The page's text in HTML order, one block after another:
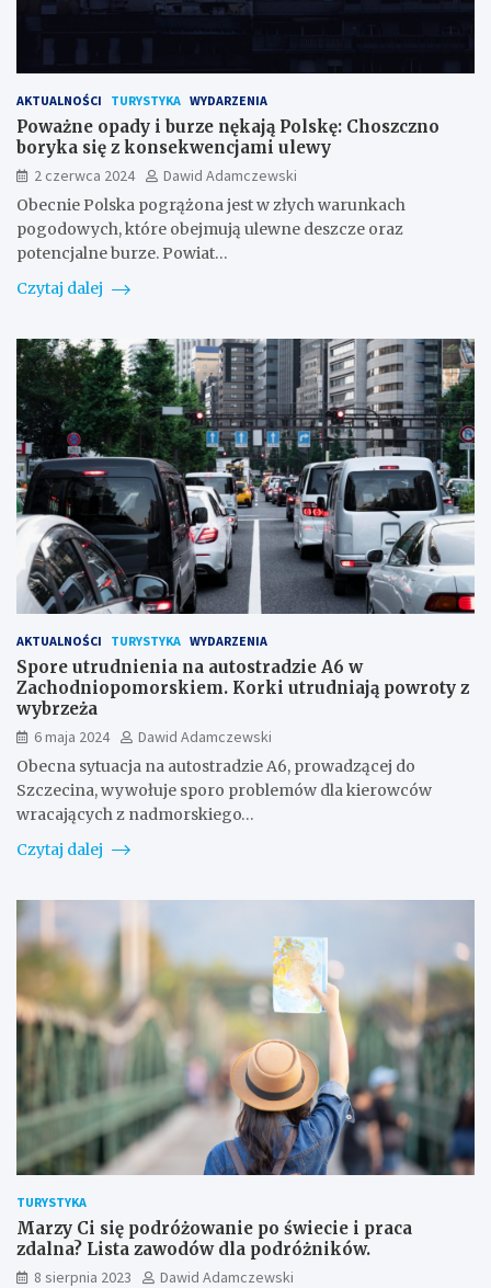
AKTUALNOŚCI TURYSTYKA WYDARZENIA
Poważne opady i burze nękają Polskę: Choszczno
boryka się z konsekwencjami ulewy
2 czerwca 2024
Dawid Adamczewski
Obecnie Polska pogrążona jest w złych warunkach
pogodowych, które obejmują ulewne deszcze oraz
potencjalne burze. Powiat…
Czytaj dalej
AKTUALNOŚCI TURYSTYKA WYDARZENIA
Spore utrudnienia na autostradzie A6 w
Zachodniopomorskiem. Korki utrudniają powroty z
wybrzeża
6 maja 2024
Dawid Adamczewski
Obecna sytuacja na autostradzie A6, prowadzącej do
Szczecina, wywołuje sporo problemów dla kierowców
wracających z nadmorskiego…
Czytaj dalej
TURYSTYKA
Marzy Ci się podróżowanie po świecie i praca
zdalna? Lista zawodów dla podróżników.
8 sierpnia 2023
Dawid Adamczewski